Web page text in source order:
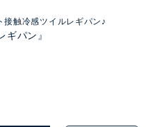
触冷感ツイルレギパン♪
ギパン』